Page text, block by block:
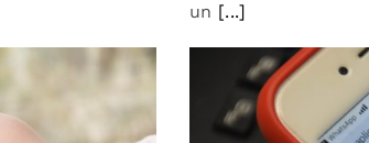
un [...]